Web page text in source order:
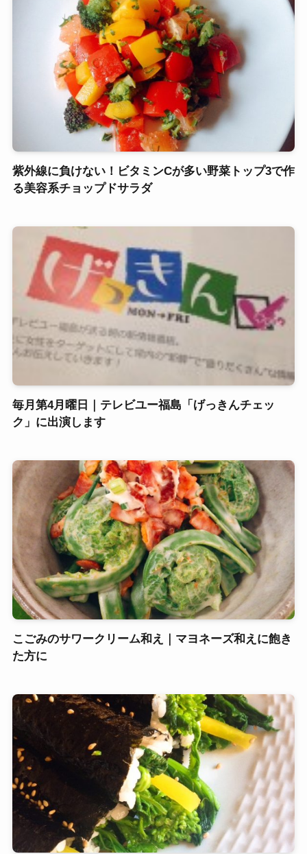
紫外線に負けない！ビタミンCが多い野菜トップ3で作
る美容系チョップドサラダ
毎月第4月曜日｜テレビユー福島「げっきんチェッ
ク」に出演します
こごみのサワークリーム和え｜マヨネーズ和えに飽き
た方に